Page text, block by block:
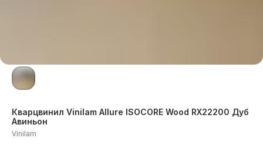
Кварцвинил Vinilam Allure ISOCORE Wood RХ22200 Дуб
Авиньон
Vinilam